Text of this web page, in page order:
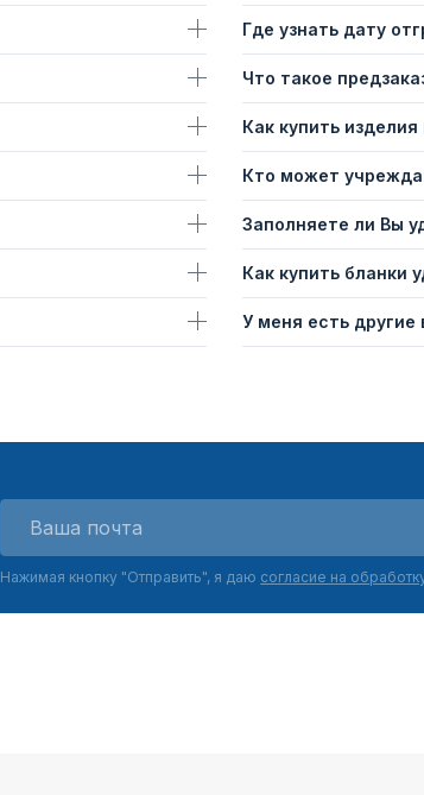
Где узнать дату
Что такое
Как купить изделия
Кто может
Заполняете ли Вы
Как купить бланки
У меня есть другие
Нажимая кнопку "Отправить", я даю согласие на